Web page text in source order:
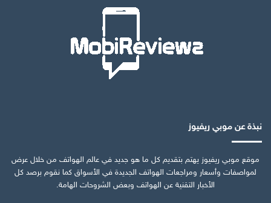
نبذة عن موبي ريفيوز
موقع موبي ريفيوز يهتم بتقديم كل ما هو جديد في عالم الهواتف من خلال عرض
لمواصفات وأسعار ومراجعات الهواتف الجديدة في الأسواق كما نقوم برصد كل
الأخبار التقنية عن الهواتف وبعض الشروحات الهامة.